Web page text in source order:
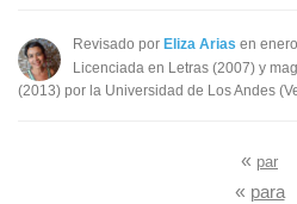
Existen sinónimos incorrectos
Ninguno de los sinónimos
Revisado por Eliza Arias en
Licenciada en Letras (2007) y
(2013) por la Universidad de Los Andes
« par
« para